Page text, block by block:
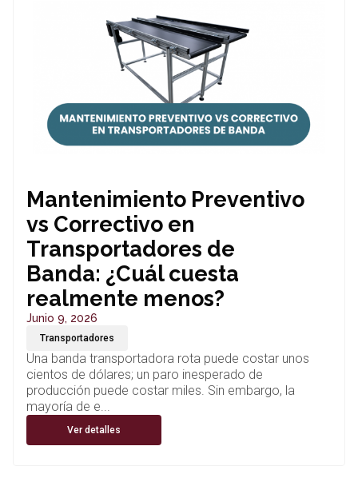
Mantenimiento Preventivo
vs Correctivo en
Transportadores de
Banda: ¿Cuál cuesta
realmente menos?
Junio 9, 2026
Transportadores
Una banda transportadora rota puede costar unos
cientos de dólares; un paro inesperado de
producción puede costar miles. Sin embargo, la
mayoría de e...
Ver detalles